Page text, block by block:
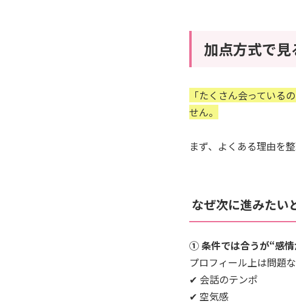
加点方式で
「たくさん会っている
せん。
まず、よくある理由を整
なぜ次に進みたい
① 条件では合うが“感
プロフィール上は問題な
✔ 会話のテンポ
✔ 空気感